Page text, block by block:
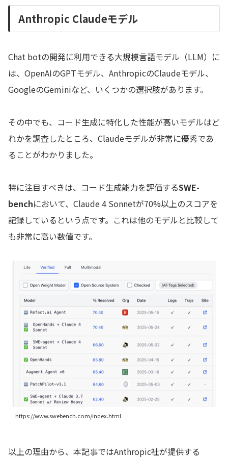
Anthropic Claudeモデル
Chat botの開発に利用できる大規模言語モデル（LLM）に
は、OpenAIのGPTモデル、AnthropicのClaudeモデル、
GoogleのGeminiなど、いくつかの選択肢があります。
その中でも、コード生成に特化した性能が高いモデルはど
れかを調査したところ、Claudeモデルが非常に優秀であ
ることがわかりました。
特に注目すべきは、コード生成能力を評価するSWE-
benchにおいて、Claude 4 Sonnetが70%以上のスコアを
記録しているという点です。これは他のモデルと比較して
も非常に高い数値です。
https://www.swebench.com/index.html
以上の理由から、本記事ではAnthropic社が提供する